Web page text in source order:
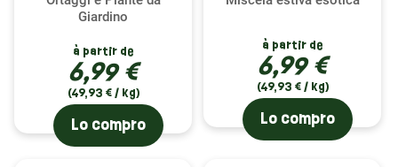
Giardino
à partir de
6,99 €
(49,93 € / kg)
Lo compro
à partir de
6,99 €
(49,93 € / kg)
Lo compro